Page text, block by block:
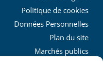
Politique de cookies
Données Personnelles
Plan du site
Marchés publics